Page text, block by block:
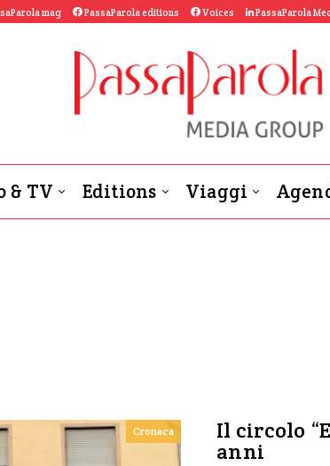
mag PassaParola editions Voices PassaParola
& TV Editions Viaggi
Cronaca Il circolo
anni